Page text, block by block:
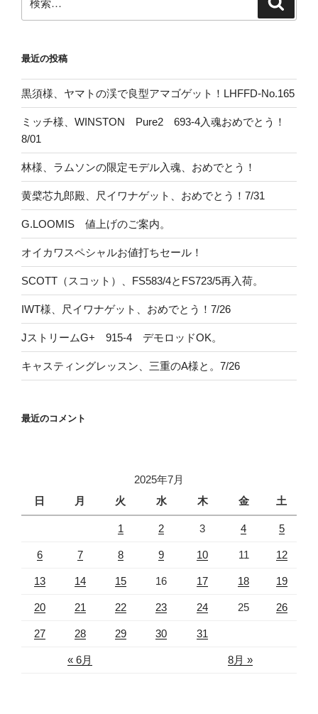
索:
最近の投稿
黒須様、ヤマトの渓で良型アマゴゲット！LHFFD-No.165
ミッチ様、WINSTON Pure2 693-4入魂おめでとう！
8/01
林様、ラムソンの限定モデル入魂、おめでとう！
黄檗芯九郎殿、尺イワナゲット、おめでとう！7/31
G.LOOMIS 値上げのご案内。
オイカワスペシャルお値打ちセール！
SCOTT（スコット）、FS583/4とFS723/5再入荷。
IWT様、尺イワナゲット、おめでとう！7/26
JストリームG+ 915-4 デモロッドOK。
キャスティングレッスン、三重のA様と。7/26
最近のコメント
2025年7月
日
月 火 水 木 金 土
« 6月 8月 »
1 2 3 4 5
6 7 8 9 10 11 12
13 14 15 16 17 18 19
20 21 22 23 24 25 26
27 28 29 30 31